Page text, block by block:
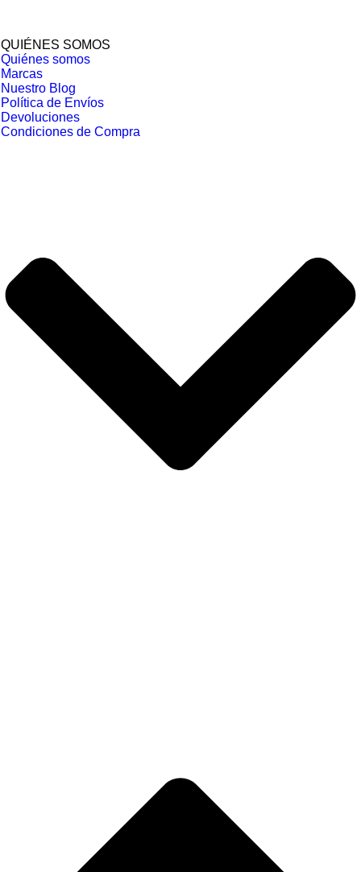
QUIÉNES SOMOS
Quiénes somos
Marcas
Nuestro Blog
Política de Envíos
Devoluciones
Condiciones de Compra